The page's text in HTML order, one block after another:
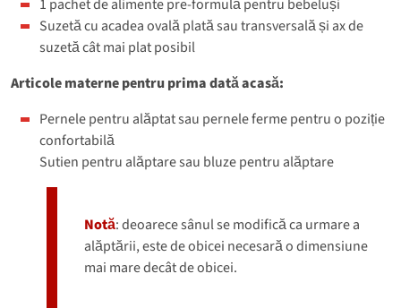
1 pachet de alimente pre-formulă pentru bebeluși
Suzetă cu acadea ovală plată sau transversală și ax de
suzetă cât mai plat posibil
Articole materne pentru prima dată acasă:
Pernele pentru alăptat sau pernele ferme pentru o poziție
confortabilă
Sutien pentru alăptare sau bluze pentru alăptare
Notă: deoarece sânul se modifică ca urmare a
alăptării, este de obicei necesară o dimensiune
mai mare decât de obicei.